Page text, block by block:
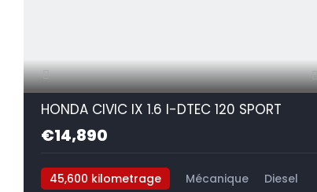
HONDA CIVIC IX 1.6 I-DTEC 120 SPORT
€14,890
45,600 kilometrage Mécanique Diesel